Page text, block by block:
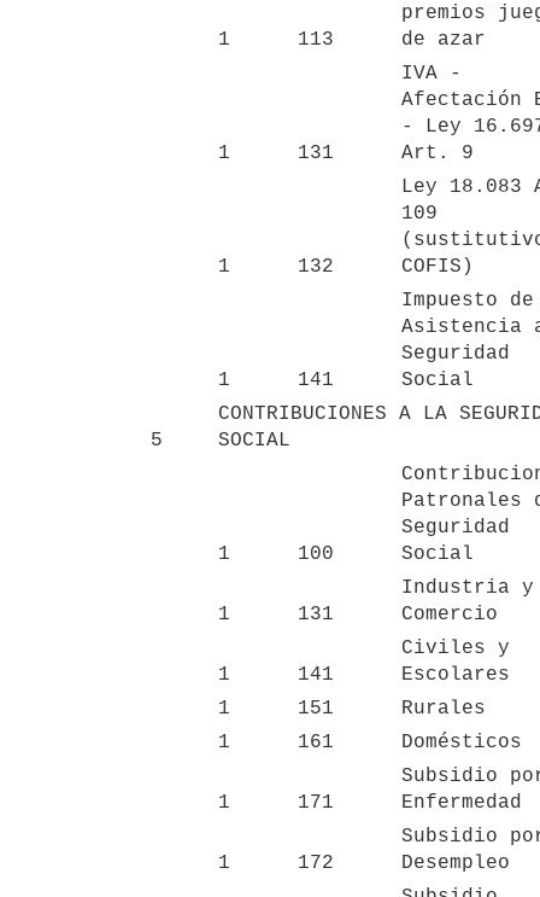
1 113
premios
de azar
1 131
IVA -
Afectación
- Ley
Art. 9
1 132
Ley 18.083
109
COFIS)
1 141
Impuesto de
Asistencia
Seguridad
Social
5
CONTRIBUCIONES A LA
SOCIAL
1 100
Patronales
Seguridad
Social
1 131
Industria y
Comercio
1 141
Civiles y
Escolares
1
151
Rurales
1
161 Domésticos
1 171
Subsidio
Enfermedad
1 172
Subsidio
Desempleo